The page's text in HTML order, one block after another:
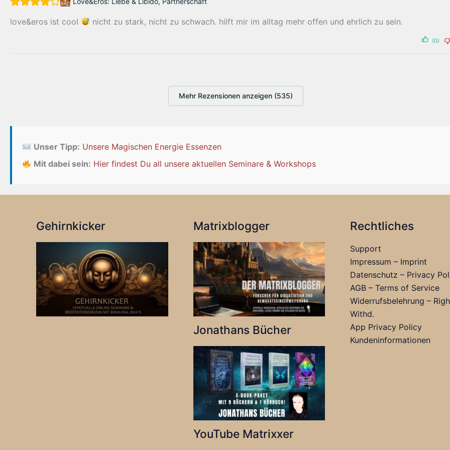
love&eros ist cool nicht zu stark, nicht zu schwach. hilft mir im alltag mehr offen und ehrlich zu sein.
(0)
Mehr Rezensionen anzeigen (535)
Unser Tipp: Unsere Magischen Energie Essenzen
Mit dabei sein: Hier findest Du all unsere aktuellen Seminare & Workshops
Gehirnkicker Matrixblogger
Jonathans Bücher
YouTube Matrixxer
Rechtliches
Support
Impressum – Imprint
Datenschutz – Privacy
AGB – Terms of Service
Widerrufsbelehrung –
Withd.
App Privacy Policy
Kundeninformationen